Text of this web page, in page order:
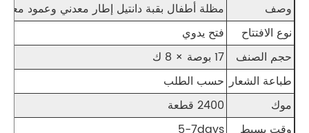
وصف
مظلة أطفال بقبة دانتيل إطار معدني وعمود
نوع الافتتاح
فتح يدوي
حجم الصنف
17 بوصة × 8 ك
طباعة الشعار حسب الطلب
موك
2400 قطعة